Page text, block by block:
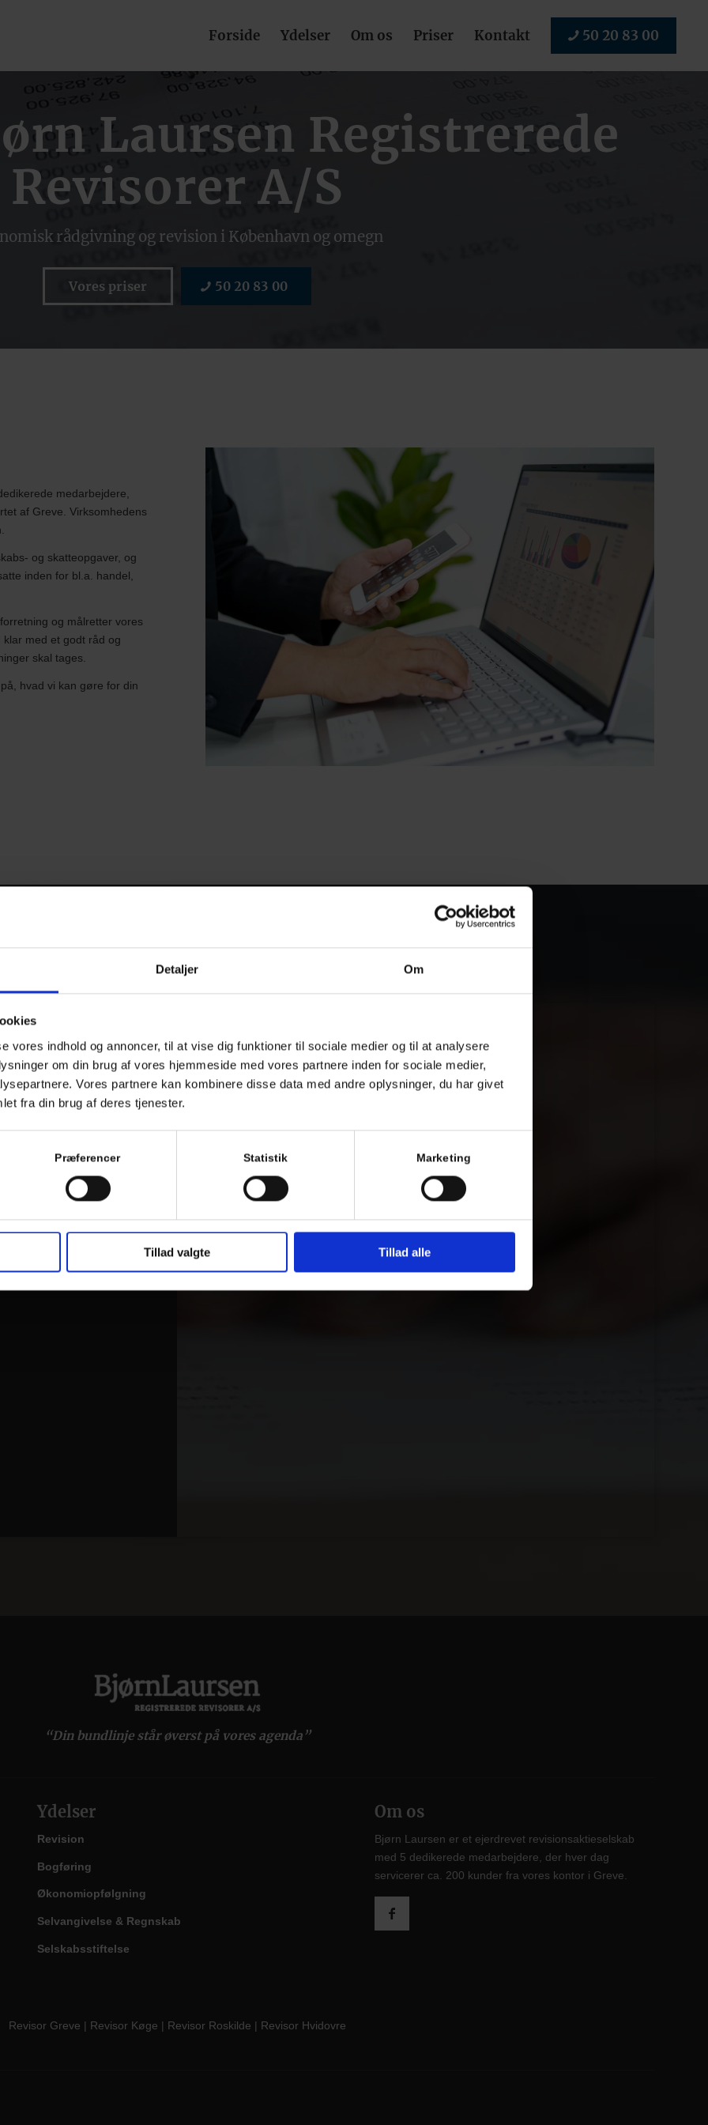
Detaljer Om
vores indhold og annoncer, til at vise dig funktioner til sociale medier og til at analysere
om din brug af vores hjemmeside med vores partnere inden for sociale medier,
Vores partnere kan kombinere disse data med andre oplysninger, du har givet
fra din brug af deres tjenester.
Præferencer Statistik Marketing
Tillad valgte Tillad alle
Forside Ydelser Om os Priser Kontakt 50 20 83 00
Laursen Registrerede
Revisorer A/S
rådgivning og revision i København og omegn
Vores priser 50 20 83 00
medarbejdere,
af Greve. Virksomhedens
og skatteopgaver, og
inden for bl.a. handel,
og målretter vores
med et godt råd og
skal tages.
hvad vi kan gøre for din
tilbud
økonomiske services. Vi
“Din bundlinje står øverst på vores agenda”
Ydelser
Revision
Bogføring
Økonomiopfølgning
Selvangivelse & Regnskab
Selskabsstiftelse
Om os
Bjørn Laursen er et ejerdrevet revisionsaktieselskab
med 5 dedikerede medarbejdere, der hver dag
servicerer ca. 200 kunder fra vores kontor i Greve.
Revisor Greve | Revisor Køge | Revisor Roskilde | Revisor Hvidovre